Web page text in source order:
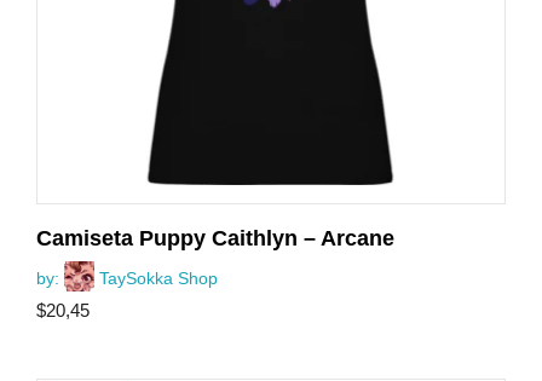
Camiseta Puppy Caithlyn – Arcane
by: TaySokka Shop
$20,45